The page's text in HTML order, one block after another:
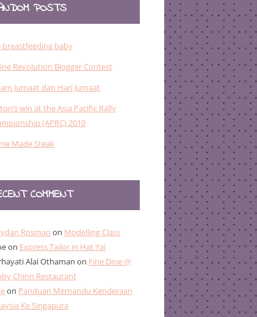
POSTS
breastfeeding baby
Revolution Blogger Contest
Jumaat dan Hari Jumaat
win at the Asia Pacific Rally
(APRC) 2010
Made Steak
COMMENT
Rosman on Modelling Class
on Express Tailor in Hat Yai
Alai Othaman on Fine Dine @
Chinn Restaurant
on Panduan Memandu Kenderaan
Ke Singapura